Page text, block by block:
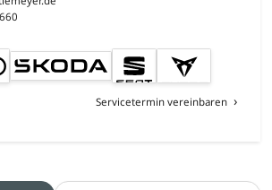
Servicetermin vereinbaren